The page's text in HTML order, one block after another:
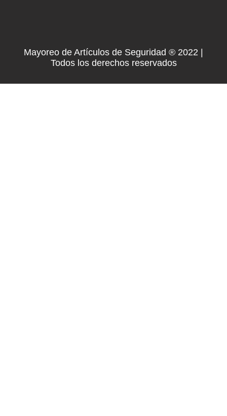
Mayoreo de Artículos de Seguridad ® 2022 |
Todos los derechos reservados